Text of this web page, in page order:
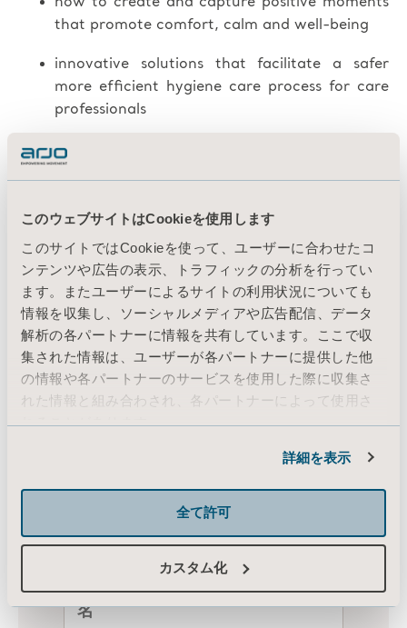
このウェブサイトはCookieを使用します
このサイトではCookieを使って、ユーザーに合わせたコ
ンテンツや広告の表示、トラフィックの分析を行ってい
ます。またユーザーによるサイトの利用状況についても
情報を収集し、ソーシャルメディアや広告配信、データ
解析の各パートナーに情報を共有しています。ここで収
集された情報は、ユーザーが各パートナーに提供した他
の情報や各パートナーのサービスを使用した際に収集さ
れた情報と組み合わされ、各パートナーによって使用さ
れることがあります。
詳細を表示
全て許可
カスタム化
that promote comfort, calm and well-being
innovative solutions that facilitate a safer
more efficient hygiene care process for care
professionals